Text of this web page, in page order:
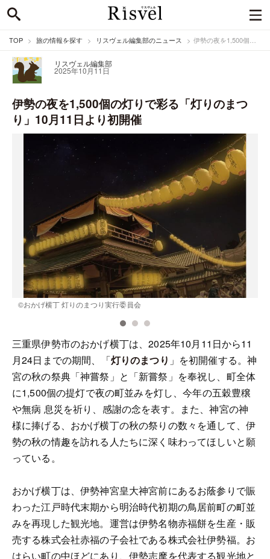
TOP 旅の情報を探す リスヴェル編集部のニュース 伊勢の夜を1,500個の灯りで彩る「灯りのまつり」10月11日より初開催
リスヴェル編集部
2025年10月11日
伊勢の夜を1,500個の灯りで彩る「灯りのまつ
り」10月11日より初開催
©️おかげ横丁 灯りのまつり実行委員会
三重県伊勢市のおかげ横丁は、2025年10月11日から11
月24日までの期間、「灯りのまつり 」を初開催する。神
宮の秋の祭典「神嘗祭」と「新嘗祭」を奉祝し、町全体
に1,500個の提灯で夜の町並みを灯し、今年の五穀豊穣
や無病 息災を祈り、感謝の念を表す。また、神宮の神
様に捧げる、おかげ横丁の秋の祭りの数々を通して、伊
勢の秋の情趣を訪れる人たちに深く味わってほしいと願
っている。
おかげ横丁は、伊勢神宮皇大神宮前にあるお蔭参りで賑
わった江戸時代末期から明治時代初期の鳥居前町の町並
みを再現した観光地。運営は伊勢名物赤福餅を生産・販
売する株式会社赤福の子会社である株式会社伊勢福。お
はらい町の中ほどにあり、伊勢志摩を代表する観光地と